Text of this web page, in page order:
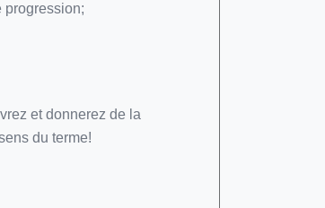
progression;
et donnerez de la
du terme!